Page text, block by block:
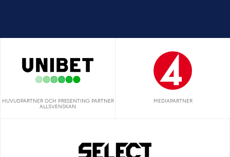
HUVUDPARTNER OCH PRESENTING PARTNER
ALLSVENSKAN
MEDIAPARTNER